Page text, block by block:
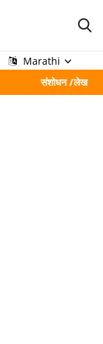
Marathi
संशोधन /लेख